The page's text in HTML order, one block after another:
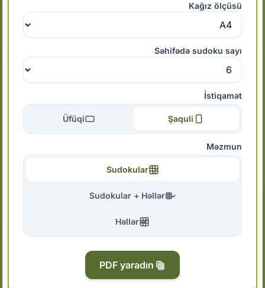
Kağız ölçüsü
Səhifədə sudoku sayı
İstiqamət
Şaquli
Üfüqi
Məzmun
Sudokular
Sudokular + Həllər
Həllər
PDF yaradın